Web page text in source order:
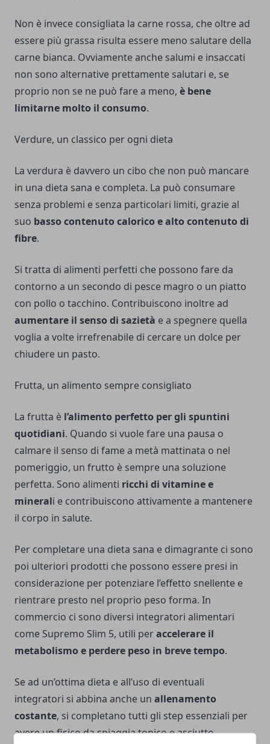
Non è invece consigliata la carne rossa, che oltre ad
essere più grassa risulta essere meno salutare della
carne bianca. Ovviamente anche salumi e insaccati
non sono alternative prettamente salutari e, se
proprio non se ne può fare a meno, è bene
limitarne molto il consumo.
Verdure, un classico per ogni dieta
La verdura è davvero un cibo che non può mancare
in una dieta sana e completa. La può consumare
senza problemi e senza particolari limiti, grazie al
suo basso contenuto calorico e alto contenuto di
fibre.
Si tratta di alimenti perfetti che possono fare da
contorno a un secondo di pesce magro o un piatto
con pollo o tacchino. Contribuiscono inoltre ad
aumentare il senso di sazietà e a spegnere quella
voglia a volte irrefrenabile di cercare un dolce per
chiudere un pasto.
Frutta, un alimento sempre consigliato
La frutta è l’alimento perfetto per gli spuntini
quotidiani. Quando si vuole fare una pausa o
calmare il senso di fame a metà mattinata o nel
pomeriggio, un frutto è sempre una soluzione
perfetta. Sono alimenti ricchi di vitamine e
minerali e contribuiscono attivamente a mantenere
il corpo in salute.
Per completare una dieta sana e dimagrante ci sono
poi ulteriori prodotti che possono essere presi in
considerazione per potenziare l’effetto snellente e
rientrare presto nel proprio peso forma. In
commercio ci sono diversi integratori alimentari
come Supremo Slim 5, utili peraccelerare il
metabolismo e perdere peso in breve tempo.
Se ad un’ottima dieta e all’uso di eventuali
integratori si abbina anche un allenamento
costante, si completano tutti gli step essenziali per
avere un fisico da spiaggia tonico e asciutto.